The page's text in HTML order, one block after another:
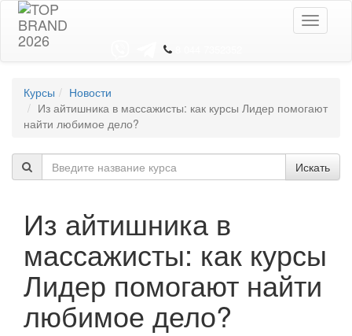
Toggle
Курсы
Новости
Из айтишника в массажисты: как курсы Лидер помогают
найти любимое дело?
Искать
Из айтишника в
массажисты: как курсы
Лидер помогают найти
любимое дело?